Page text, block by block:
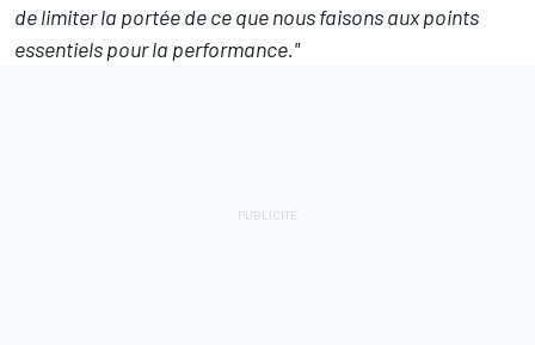
de limiter la portée de ce que nous faisons aux points
essentiels pour la performance."